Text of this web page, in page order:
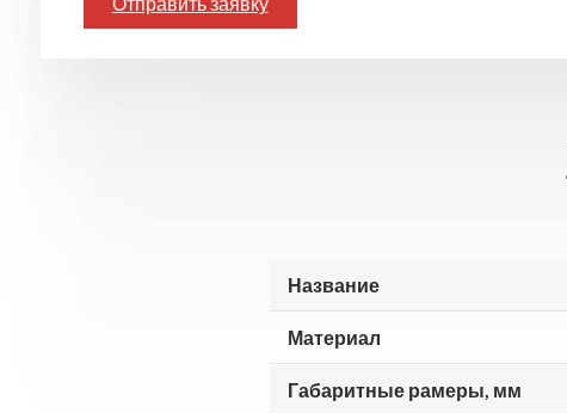
Название
Материал
Габаритные рамеры, мм